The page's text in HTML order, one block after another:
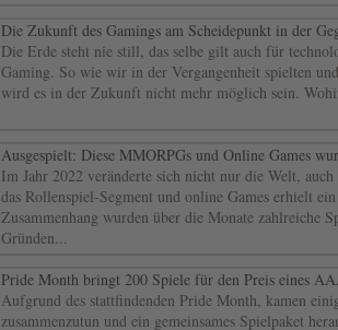
Die Zukunft des Gamings am Scheidepunkt in der
Die Erde steht nie still, das selbe gilt auch für
Gaming. So wie wir in der Vergangenheit spielten
wird es in der Zukunft nicht mehr möglich sein.
Ausgespielt: Diese MMORPGs und Online Games
Im Jahr 2022 veränderte sich nicht nur die Welt,
das Rollenspiel-Segment und online Games erhielt
Zusammenhang wurden über die Monate zahlreiche
Gründen...
Pride Month bringt 200 Spiele für den Preis eines
Aufgrund des stattfindenden Pride Month, kamen
zusammenzutun und ein gemeinsames Spielpaket